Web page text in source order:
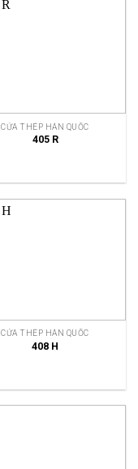
CỬA THÉP HÀN QUỐC
405 R
CỬA THÉP HÀN QUỐC
408 H